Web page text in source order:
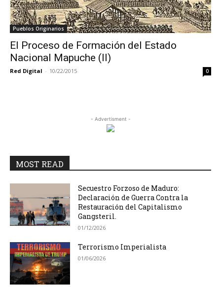
Pueblos Originarios
El Proceso de Formación del Estado
Nacional Mapuche (II)
Red Digital - 10/22/2015 0
- Advertisment -
MOST READ
Secuestro Forzoso de Maduro:
Declaración de Guerra Contra la
Restauración del Capitalismo
Gangsteril.
01/12/2026
Terrorismo Imperialista
01/06/2026